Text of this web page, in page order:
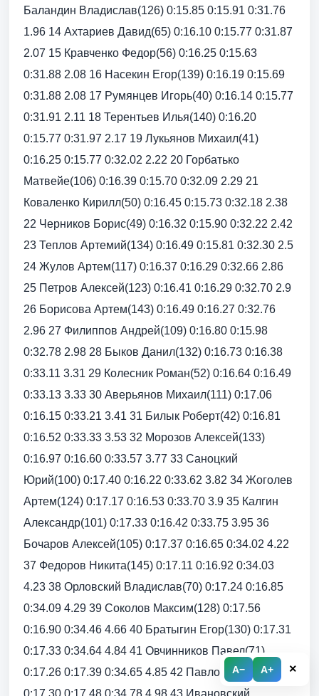
A− A+ ×
Баландин Владислав(126) 0:15.85 0:15.91 0:31.76
1.96 14 Ахтариев Давид(65) 0:16.10 0:15.77 0:31.87
2.07 15 Кравченко Федор(56) 0:16.25 0:15.63
0:31.88 2.08 16 Насекин Егор(139) 0:16.19 0:15.69
0:31.88 2.08 17 Румянцев Игорь(40) 0:16.14 0:15.77
0:31.91 2.11 18 Терентьев Илья(140) 0:16.20
0:15.77 0:31.97 2.17 19 Лукьянов Михаил(41)
0:16.25 0:15.77 0:32.02 2.22 20 Горбатько
Матвейе(106) 0:16.39 0:15.70 0:32.09 2.29 21
Коваленко Кирилл(50) 0:16.45 0:15.73 0:32.18 2.38
22 Черников Борис(49) 0:16.32 0:15.90 0:32.22 2.42
23 Теплов Артемий(134) 0:16.49 0:15.81 0:32.30 2.5
24 Жулов Артем(117) 0:16.37 0:16.29 0:32.66 2.86
25 Петров Алексей(123) 0:16.41 0:16.29 0:32.70 2.9
26 Борисова Артем(143) 0:16.49 0:16.27 0:32.76
2.96 27 Филиппов Андрей(109) 0:16.80 0:15.98
0:32.78 2.98 28 Быков Данил(132) 0:16.73 0:16.38
0:33.11 3.31 29 Колесник Роман(52) 0:16.64 0:16.49
0:33.13 3.33 30 Аверьянов Михаил(111) 0:17.06
0:16.15 0:33.21 3.41 31 Билык Роберт(42) 0:16.81
0:16.52 0:33.33 3.53 32 Морозов Алексей(133)
0:16.97 0:16.60 0:33.57 3.77 33 Саноцкий
Юрий(100) 0:17.40 0:16.22 0:33.62 3.82 34 Жоголев
Артем(124) 0:17.17 0:16.53 0:33.70 3.9 35 Калгин
Александр(101) 0:17.33 0:16.42 0:33.75 3.95 36
Бочаров Алексей(105) 0:17.37 0:16.65 0:34.02 4.22
37 Федоров Никита(145) 0:17.11 0:16.92 0:34.03
4.23 38 Орловский Владислав(70) 0:17.24 0:16.85
0:34.09 4.29 39 Соколов Максим(128) 0:17.56
0:16.90 0:34.46 4.66 40 Братыгин Егор(130) 0:17.31
0:17.33 0:34.64 4.84 41 Овчинников Павел(71)
0:17.26 0:17.39 0:34.65 4.85 42 Павлов Максим(48)